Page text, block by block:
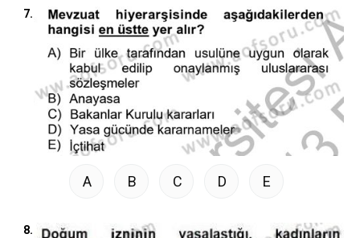
7.
A B C D E
8.